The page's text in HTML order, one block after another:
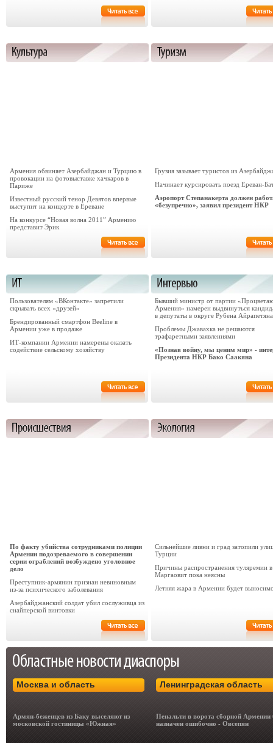
Армения обвиняет Азербайджан и Турцию в
провокации на фотовыставке хачкаров в
Париже
Известный русский тенор Девятов впервые
выступит на концерте в Ереване
На конкурсе “Новая волна 2011” Армению
представит Эрик
Грузия зазывает туристов из
Начинает курсировать поезд Ереван-
Аэропорт Степанакерта должен
«безупречно», заявил президент НКР
Пользователям «ВКонтакте» запретили
скрывать всех «друзей»
Брендированный смартфон Beeline в
Армении уже в продаже
ИТ-компании Армении намерены оказать
содействие сельскому хозяйству
Бывший министр от партии
Армения» намерен выдвинуться
в депутаты в округе Рубена Айрапетяна
Проблемы Джавахка не решаются
трафаретными заявлениями
«Познав войну, мы ценим мир» -
Президента НКР Бако Саакяна
По факту убийства сотрудниками полиции
Армении подозреваемого в совершении
серии ограблений возбуждено уголовное
дело
Преступник-армянин признан невиновным
из-за психического заболевания
Азербайджанский солдат убил сослуживца из
снайперской винтовки
Сильнейшие ливни и град затопили
Турции
Причины распространения туляремии в
Маргаовит пока неясны
Летняя жара в Армении будет
Москва и область
Армян-беженцев из Баку выселяют из
московской гостиницы «Южная»
Ленинградская область
Пенальти в ворота сборной
назначен ошибочно - Овсепян